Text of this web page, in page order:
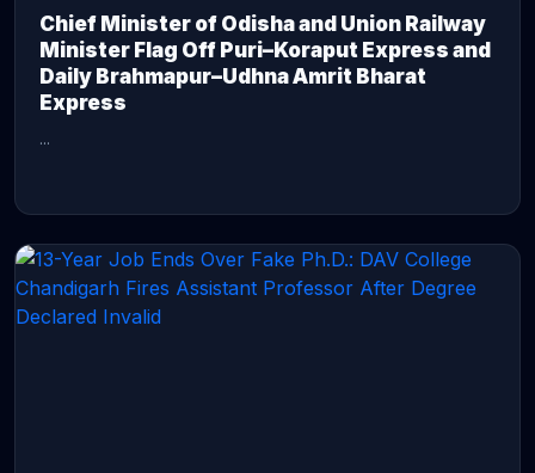
Chief Minister of Odisha and Union Railway
Minister Flag Off Puri–Koraput Express and
Daily Brahmapur–Udhna Amrit Bharat
Express
...